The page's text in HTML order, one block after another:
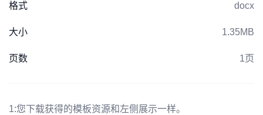
格式 docx
大小 1.35MB
页数 1页
1:您下载获得的模板资源和左侧展示一样。